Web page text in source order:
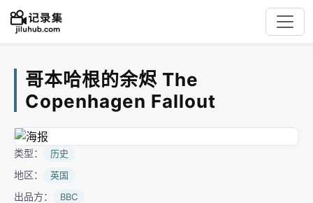
哥本哈根的余烬 The
Copenhagen Fallout
类型： 历史
地区： 英国
出品方： BBC